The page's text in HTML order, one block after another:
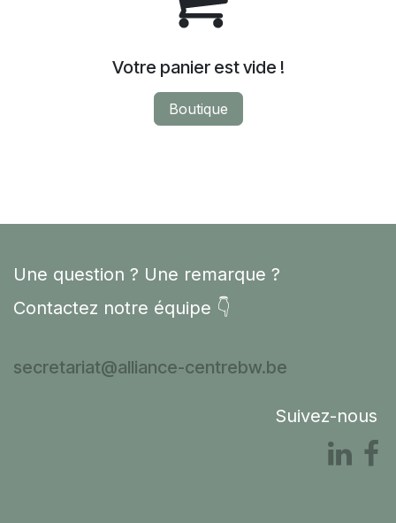
Votre panier est vide !
Boutique
Une question ? Une remarque ?
Contactez notre équipe 👇
secretariat@alliance-centrebw.be
Suivez-nous